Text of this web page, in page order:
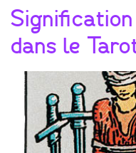
Signification
dans le